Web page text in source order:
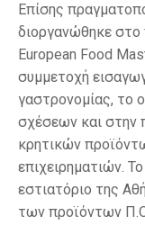
Επίσης
διοργανώθηκε στο
European Food
συμμετοχή
γαστρονομίας, το
σχέσεων και στην
κρητικών
επιχειρηματιών.
εστιατόριο της
των προϊόντων